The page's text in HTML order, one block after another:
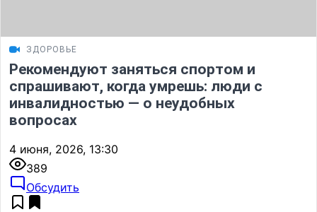
ЗДОРОВЬЕ
Рекомендуют заняться спортом и
спрашивают, когда умрешь: люди с
инвалидностью — о неудобных
вопросах
4 июня, 2026, 13:30
389
Обсудить